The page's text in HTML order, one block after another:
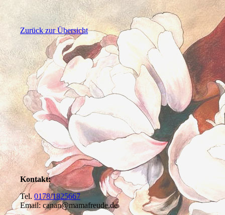
Zurück zur Übersicht
Kontakt:
Tel. 0178/1825667
Email: canan@mamafreude.de